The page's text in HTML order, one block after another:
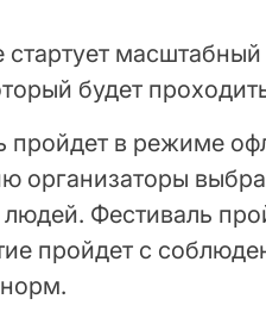
будет
пройдет в режиме
организаторы
Фестиваль
пройдет с